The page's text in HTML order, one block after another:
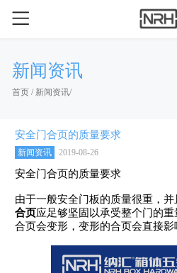
新闻资讯
首页/ 新闻资讯/
安全门合页的质量要求
新闻资讯 2019-08-26
安全门合页的质量要求
由于一般安全门板的质量很重，并
合页应足够坚固以承受整个门的重
合页会变形，变形的合页会直接影